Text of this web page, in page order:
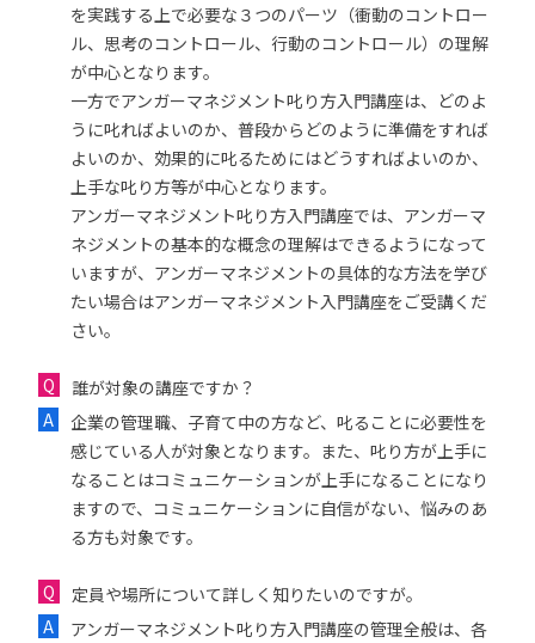
を実践する上で必要な３つのパーツ（衝動のコントロー
ル、思考のコントロール、行動のコントロール）の理解
が中心となります。
一方でアンガーマネジメント叱り方入門講座は、どのよ
うに叱ればよいのか、普段からどのように準備をすれば
よいのか、効果的に叱るためにはどうすればよいのか、
上手な叱り方等が中心となります。
アンガーマネジメント叱り方入門講座では、アンガーマ
ネジメントの基本的な概念の理解はできるようになって
いますが、アンガーマネジメントの具体的な方法を学び
たい場合はアンガーマネジメント入門講座をご受講くだ
さい。
誰が対象の講座ですか？
企業の管理職、子育て中の方など、叱ることに必要性を
感じている人が対象となります。また、叱り方が上手に
なることはコミュニケーションが上手になることになり
ますので、コミュニケーションに自信がない、悩みのあ
る方も対象です。
定員や場所について詳しく知りたいのですが。
アンガーマネジメント叱り方入門講座の管理全般は、各